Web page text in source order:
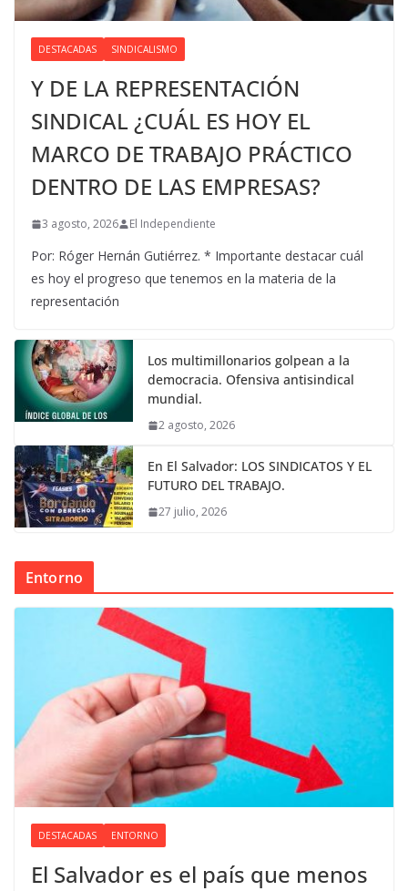
DESTACADAS SINDICALISMO
Y DE LA REPRESENTACIÓN
SINDICAL ¿CUÁL ES HOY EL
MARCO DE TRABAJO PRÁCTICO
DENTRO DE LAS EMPRESAS?
3 agosto, 2026 El Independiente
Por: Róger Hernán Gutiérrez. * Importante destacar cuál
es hoy el progreso que tenemos en la materia de la
representación
Los multimillonarios golpean a la
democracia. Ofensiva antisindical
mundial.
2 agosto, 2026
En El Salvador: LOS SINDICATOS Y EL
FUTURO DEL TRABAJO.
27 julio, 2026
Entorno
DESTACADAS ENTORNO
El Salvador es el país que menos